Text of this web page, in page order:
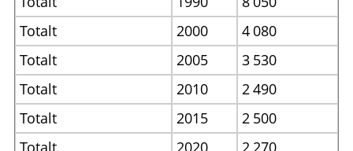
Totalt
2000 4080
Totalt
2005 3 530
Totalt
2010 2490
Totalt
2015 2 500
Totalt
2020 2270